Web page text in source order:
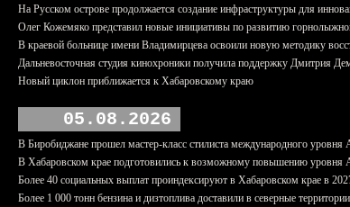
На Русском острове продолжается создание инфраструктуры для
Олег Кожемяко представил новые инициативы по развитию
В краевой больнице имени Владимирцева освоили новую методику
Дальневосточная студия кинохроники получила поддержку Дмитрия
Новый циклон приближается к Хабаровскому краю
05.08.2026
В Биробиджане прошел мастер-класс стилиста международного уровня
В Хабаровском крае подготовились к возможному повышению уровня
Более 40 социальных выплат проиндексируют в Хабаровском крае в
Более 1 000 тонн бензина и дизтоплива доставили в северные